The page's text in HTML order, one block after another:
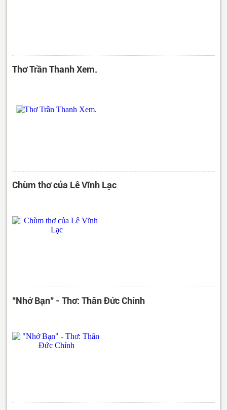
Thơ Trần Thanh Xem.
Chùm thơ của Lê Vĩnh Lạc
"Nhớ Bạn" - Thơ: Thân Đức Chính